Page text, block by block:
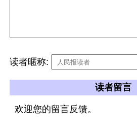
读者暱称:
读者留言
欢迎您的留言反馈。